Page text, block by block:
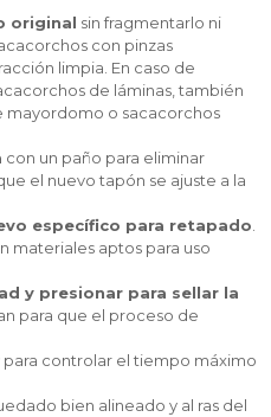
original sin fragmentarlo ni
con pinzas
limpia. En caso de
de láminas, también
o sacacorchos
con un paño para eliminar
el nuevo tapón se ajuste a la
específico para retapado
materiales aptos para uso
y presionar para sellar la
para que el proceso de
para controlar el tiempo máximo
bien alineado y al ras del